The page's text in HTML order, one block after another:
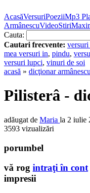
AcasăVersuriPoeziiMp3
ArmânescuVideoStiri
Cauta:
Cautari frecvente:
mea versuri in, pindu,
versuri lupci, vinuri de soi
acasă » dicţionar armânescu
Pilisterâ -
adăugat de Maria la 2 iulie
3593 vizualizări
porumbel
vă rog intraţi în cont
impresii